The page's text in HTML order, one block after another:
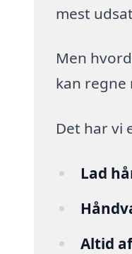
mest
Men
kan
Det har vi
Lad
Altid